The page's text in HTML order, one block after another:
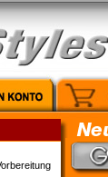
Country